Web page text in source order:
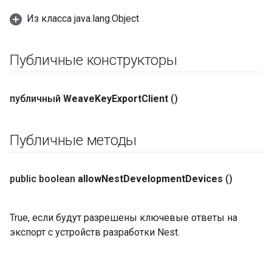
Из класса java.lang.Object
Публичные конструкторы
публичный WeaveKeyExportClient ()
Публичные методы
public boolean allowNestDevelopmentDevices ()
True, если будут разрешены ключевые ответы на
экспорт с устройств разработки Nest.